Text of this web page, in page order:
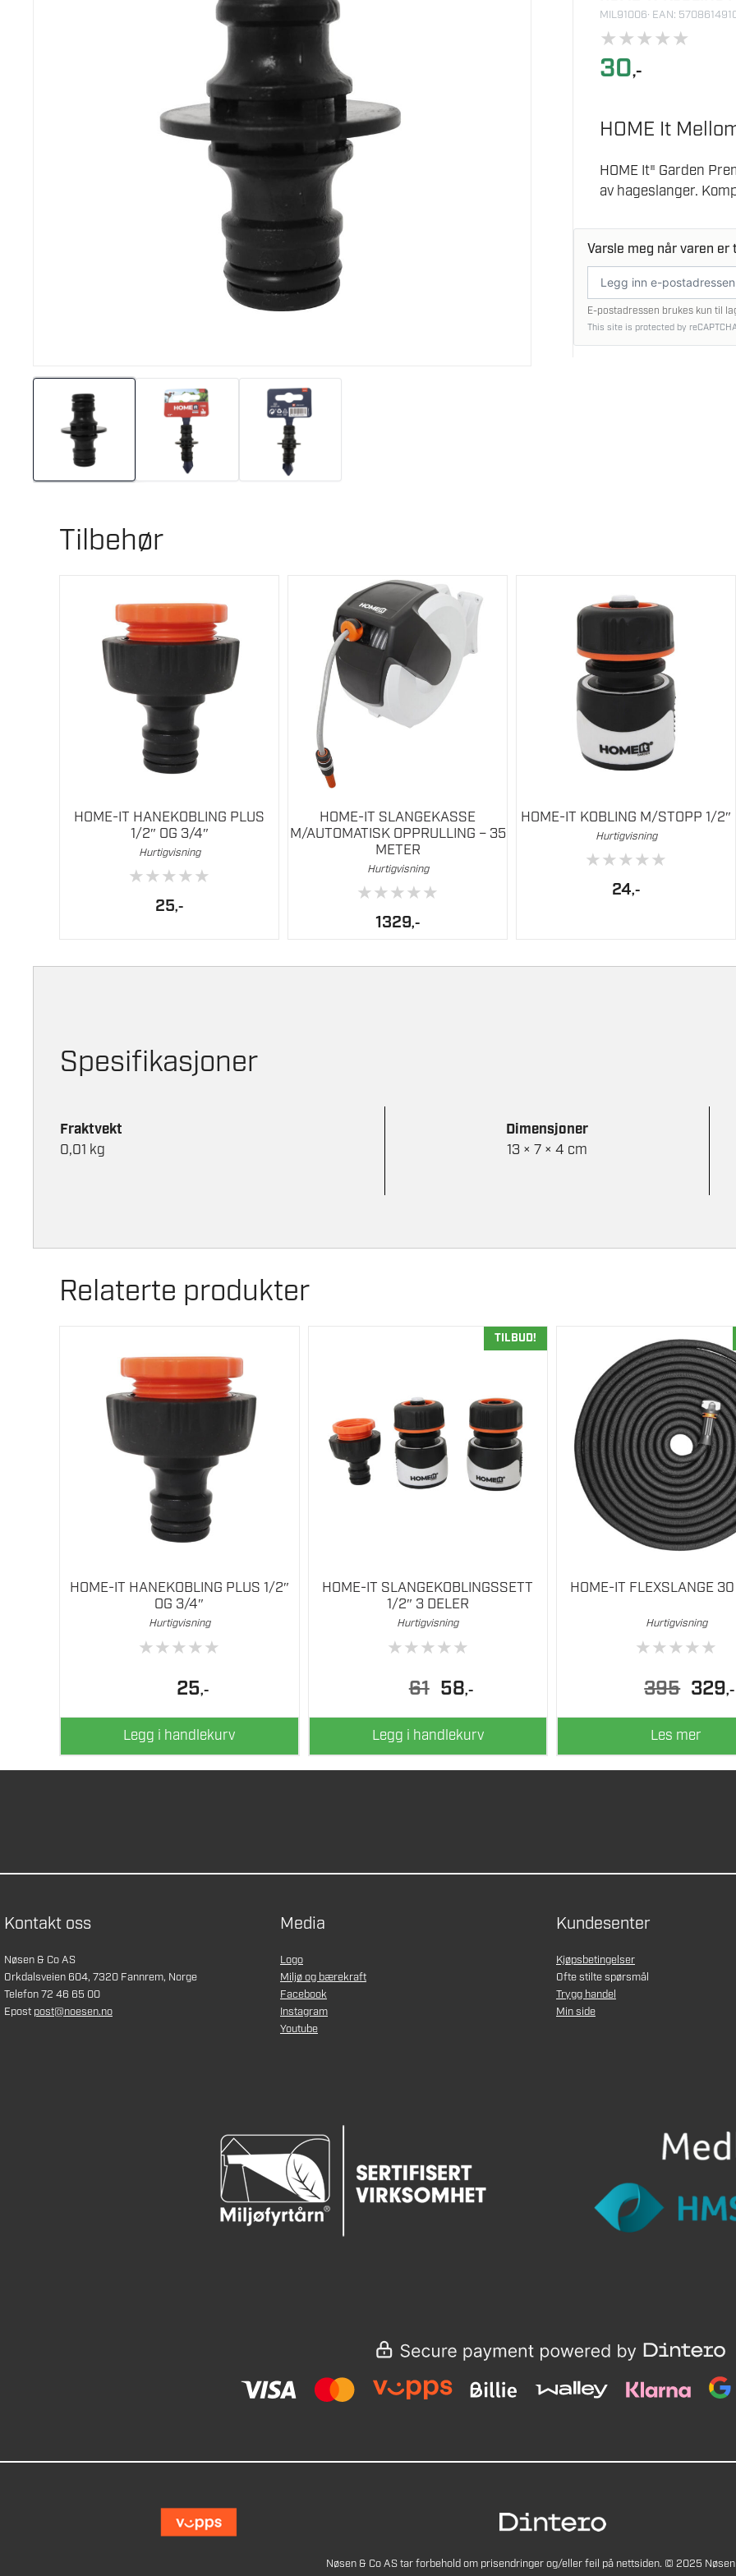
MIL91006· EAN:
★★★★★
30,-
HOME It
HOME It® Garden
av hageslanger.
Varsle meg når varen er
postadresse
E-postadressen brukes kun til
This site is protected by
Tilbehør
HOME-IT HANEKOBLING PLUS
1/2″ OG 3/4″
Hurtigvisning
★★★★★
25,-
HOME-IT SLANGEKASSE
M/AUTOMATISK OPPRULLING – 35
METER
Hurtigvisning
★★★★★
1329,-
HOME-IT KOBLING M/STOPP 1/2″
Hurtigvisning
★★★★★
24,-
Spesifikasjoner
Fraktvekt
0,01 kg
Dimensjoner
13 × 7 × 4 cm
Relaterte produkter
HOME-IT HANEKOBLING PLUS 1/2″
OG 3/4″
Hurtigvisning
★★★★★
25,-
Legg i handlekurv
TILBUD!
HOME-IT SLANGEKOBLINGSSETT
1/2″ 3 DELER
Hurtigvisning
★★★★★
61
Opprinnelig
pris
var:
61.
58Nåværende
pris
er:
58.
,-
Legg i handlekurv
HOME-IT FLEXSLANGE
Hurtigvisning
★★★★★
395
pris
var:
395.
329,-
Les mer
Kontakt oss
Nøsen & Co AS
Orkdalsveien 604, 7320 Fannrem, Norge
Telefon 72 46 65 00
Epost post@noesen.no
Media
Logo
Miljø og bærekraft
Facebook
Instagram
Youtube
Kundesenter
Kjøpsbetingelser
Ofte stilte spørsmål
Trygg handel
Min side
Nøsen & Co AS tar forbehold om prisendringer og/eller feil på nettsiden. © 2025 Nøsen